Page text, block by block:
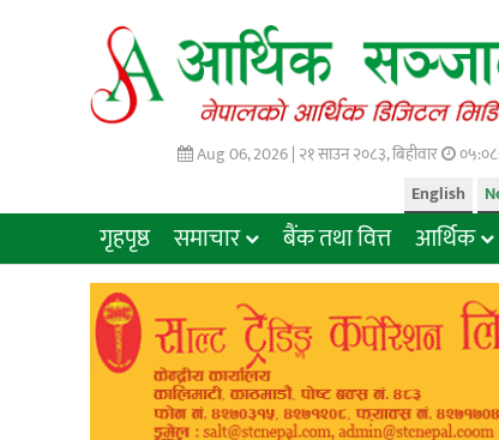
Aug 06, 2026 | २१ साउन २०८३, बिहीवार
English
गृहपृष्ठ समाचार बैंक तथा वित्त आर्थिक